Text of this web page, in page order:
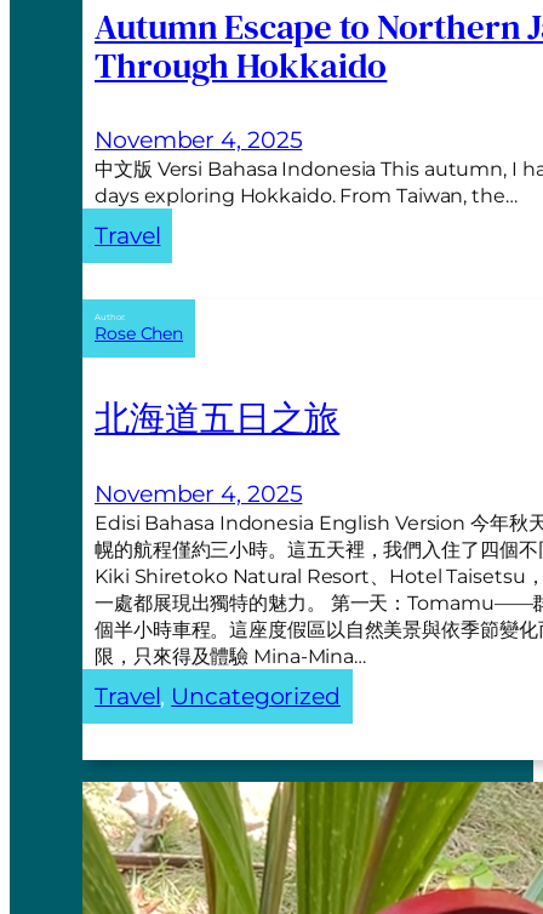
Autumn Escape to Northern
Through Hokkaido
November 4, 2025
中文版 Versi Bahasa Indonesia This autumn,
days exploring Hokkaido. From Taiwan, the…
Travel
Author:
Rose Chen
北海道五日之旅
November 4, 2025
Edisi Bahasa Indonesia English Version 今年秋
幌的航程僅約三小時。這五天裡，我們入住了四
Kiki Shiretoko Natural Resort、Hotel Taisetsu
一處都展現出獨特的魅力。 第一天：Tomamu——
個半小時車程。這座度假區以自然美景與依季節變
限，只來得及體驗 Mina-Mina…
Travel, Uncategorized